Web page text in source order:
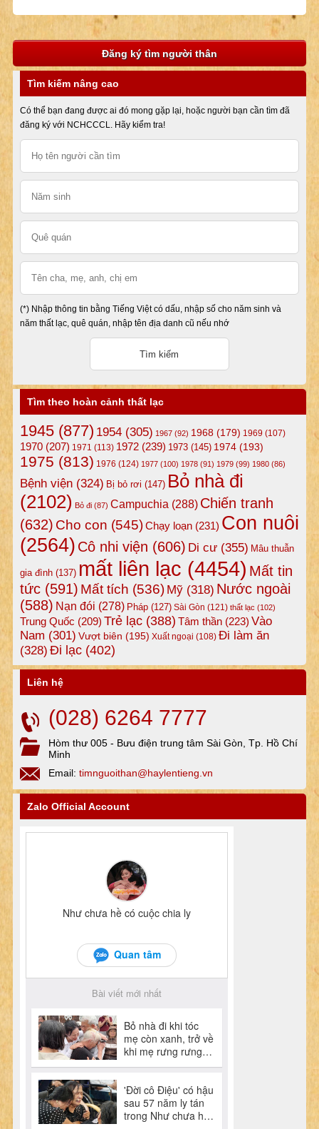
Đăng ký tìm người thân
Tìm kiếm nâng cao
Có thể bạn đang được ai đó mong gặp lại, hoặc người bạn cần tìm đã
đăng ký với NCHCCCL. Hãy kiểm tra!
(*) Nhập thông tin bằng Tiếng Việt có dấu, nhập số cho năm sinh và
năm thất lạc, quê quán, nhập tên địa danh cũ nếu nhớ
Tìm theo hoàn cảnh thất lạc
1945(877) 1954(305) 1967(92) 1968(179) 1969 (107)
1970(207) 1971 (113) 1972(239) 1973(145) 1974(193)
1975 (813) 1976 (124) 1977(100) 1978(91) 1979(99) 1980(86)
Bệnh viện(324) Bị bỏ rơi (147) Bỏ nhà đi
(2102) Bỏ đi(87) Campuchia (288) Chiến tranh
(632) Cho con (545)Chạy loạn(231) Con nuôi
(2564) Cô nhi viện (606) Di cư(355) Mâu thuẫn
gia đình(137) mất liên lạc (4454) Mất tin
tức(591) Mất tích (536) Mỹ(318) Nước ngoài
(588) Nạn đói (278) Pháp(127) Sài Gòn (121) thất lạc (102)
Trung Quốc (209) Trẻ lạc(388) Tâm thần(223) Vào
Nam (301) Vượt biên (195) Xuất ngoại (108) Đi làm ăn
(328) Đi lạc(402)
Liên hệ
(028) 6264 7777
Hòm thư 005 - Bưu điện trung tâm Sài Gòn, Tp. Hồ Chí
Minh
Email: timnguoithan@haylentieng.vn
Zalo Official Account